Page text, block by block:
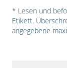
* Lesen und
Etikett.
angegebene